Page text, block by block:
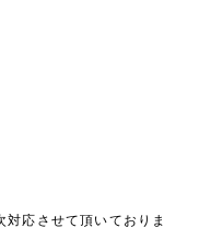
応させて頂いておりま